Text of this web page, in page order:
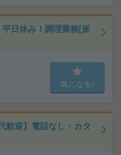
日休み！調理業務[派
気になる!
歓迎】電話なし・カタ